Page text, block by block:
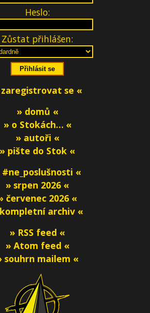
Heslo:
Zůstat přihlášen:
se «
» domů «
» o Stokách… «
» autoři «
» pište do Stok «
#ne_poslušnosti «
» srpen 2026 «
červenec 2026 «
archiv «
» RSS feed «
» Atom feed «
souhrn mailem «